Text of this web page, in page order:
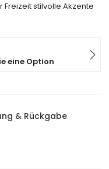
Freizeit stilvolle Akzente
eine Option
& Rückgabe